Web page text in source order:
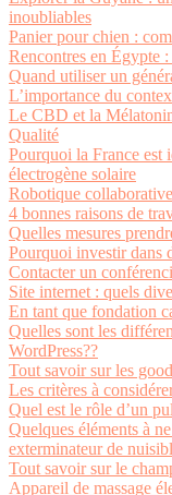
inoubliables
Panier pour chien :
Rencontres en Égypte
Quand utiliser un
L’importance du
Le CBD et la
Qualité
Pourquoi la France est
électrogène solaire
Robotique
4 bonnes raisons de
Quelles mesures
Pourquoi investir dans
Contacter un
Site internet : quels
En tant que fondation
Quelles sont les
WordPress??
Tout savoir sur les
Les critères à
Quel est le rôle d’un
Quelques éléments à
exterminateur de
Tout savoir sur le
Appareil de massage